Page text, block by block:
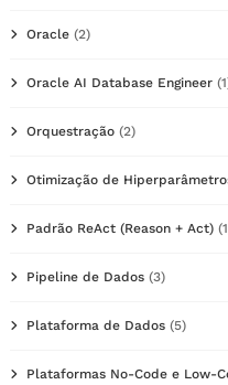
Oracle (2)
Oracle AI Database Engineer
Orquestração (2)
Otimização de
Padrão ReAct (Reason + Act)
Pipeline de Dados (3)
Plataforma de Dados (5)
Plataformas No-Code e Low-